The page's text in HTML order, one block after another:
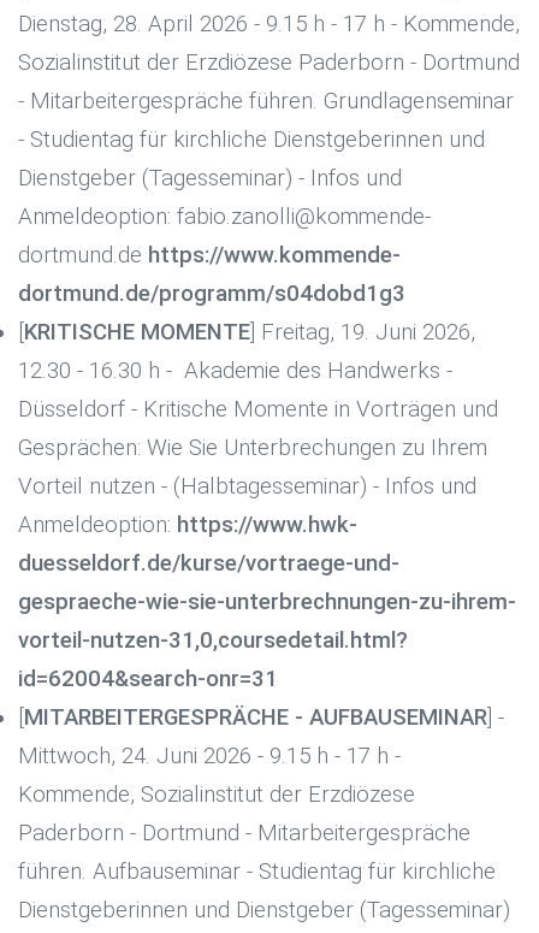
Dienstag, 28. April 2026 - 9.15 h - 17 h - Kommende,
Sozialinstitut der Erzdiözese Paderborn - Dortmund
- Mitarbeitergespräche führen. Grundlagenseminar
- Studientag für kirchliche Dienstgeberinnen und
Dienstgeber (Tagesseminar) - Infos und
Anmeldeoption: fabio.zanolli@kommende-
dortmund.de https://www.kommende-
dortmund.de/programm/s04dobd1g3
KRITISCHE MOMENTE ] Freitag, 19. Juni 2026,
12.30 - 16.30 h - Akademie des Handwerks -
Düsseldorf - Kritische Momente in Vorträgen und
Gesprächen: Wie Sie Unterbrechungen zu Ihrem
Vorteil nutzen - (Halbtagesseminar) - Infos und
Anmeldeoption: https://www.hwk-
duesseldorf.de/kurse/vortraege-und-
gespraeche-wie-sie-unterbrechnungen-zu-ihrem-
vorteil-nutzen-31,0,coursedetail.html?
id=62004&search-onr=31
MITARBEITERGESPRÄCHE - AUFBAUSEMINAR ] -
Mittwoch, 24. Juni 2026 - 9.15 h - 17 h -
Kommende, Sozialinstitut der Erzdiözese
Paderborn - Dortmund - Mitarbeitergespräche
führen. Aufbauseminar - Studientag für kirchliche
Dienstgeberinnen und Dienstgeber (Tagesseminar)